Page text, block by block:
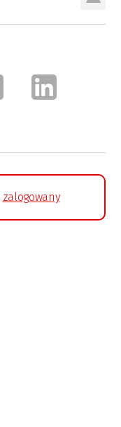
zalogowany